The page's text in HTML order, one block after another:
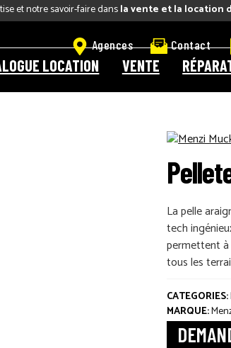
et notre savoir-faire dansla vente et la location
Agences Contact
LOCATION VENTE
La pelle
tech
permettent à
tous les
CATEGORIES:
MARQUE: